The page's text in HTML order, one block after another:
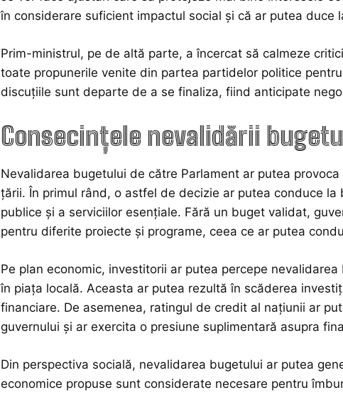
în considerare suficient impactul social și că ar putea duce
Prim-ministrul, pe de altă parte, a încercat să calmeze
toate propunerile venite din partea partidelor politice
discuțiile sunt departe de a se finaliza, fiind anticipate
Consecințele nevalidării
Nevalidarea bugetului de către Parlament ar putea
țării. În primul rând, o astfel de decizie ar putea conduce
publice și a serviciilor esențiale. Fără un buget validat,
pentru diferite proiecte și programe, ceea ce ar putea
Pe plan economic, investitorii ar putea percepe
în piața locală. Aceasta ar putea rezultă în scăderea
financiare. De asemenea, ratingul de credit al națiunii ar
guvernului și ar exercita o presiune suplimentară asupra
Din perspectiva socială, nevalidarea bugetului ar putea
economice propuse sunt considerate necesare pentru